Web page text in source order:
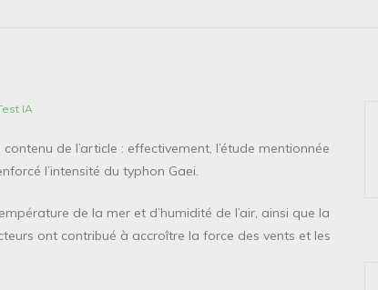
IA
de l’article : effectivement, l’étude mentionnée
l’intensité du typhon Gaei.
de la mer et d’humidité de l’air, ainsi que la
ont contribué à accroître la force des vents et les